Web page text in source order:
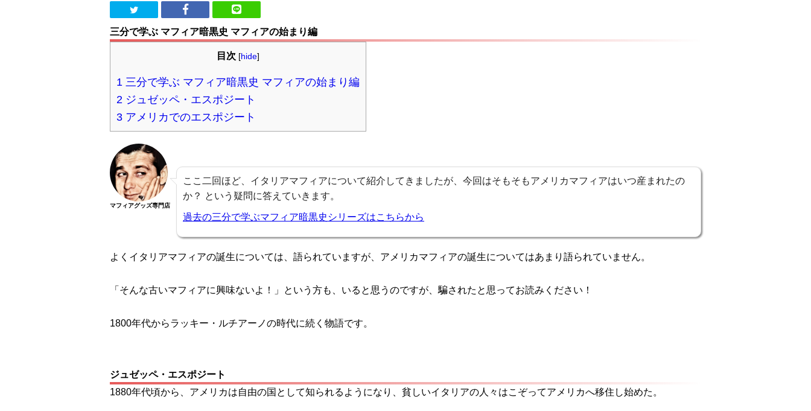
三分で学ぶ マフィア暗黒史 マフィアの始まり編
目次 [hide]
1 三分で学ぶ マフィア暗黒史 マフィアの始まり編
2 ジュゼッペ・エスポジート
3 アメリカでのエスポジート
マフィアグッズ専門店
ここ二回ほど、イタリアマフィアについて紹介してきましたが、今回はそもそもアメリカマフィアはいつ産まれたの
か？ という疑問に答えていきます。
過去の三分で学ぶマフィア暗黒史シリーズはこちらから
よくイタリアマフィアの誕生については、語られていますが、アメリカマフィアの誕生についてはあまり語られていません。
「そんな古いマフィアに興味ないよ！」という方も、いると思うのですが、騙されたと思ってお読みください！
1800年代からラッキー・ルチアーノの時代に続く物語です。
ジュゼッペ・エスポジート
1880年代頃から、アメリカは自由の国として知られるようになり、貧しいイタリアの人々はこぞってアメリカへ移住し始めた。